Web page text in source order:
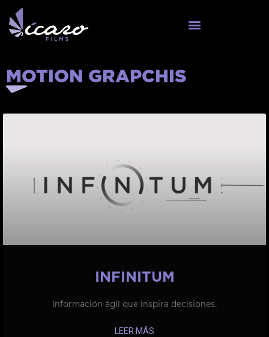
MOTION GRAPCHIS
INFINITUM
Información ágil que inspira decisiones.
LEER MÁS